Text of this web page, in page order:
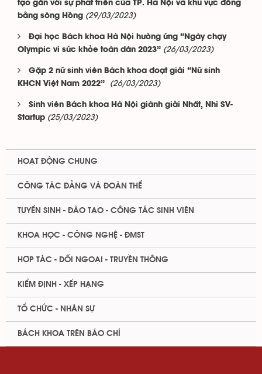
tạo gắn với sự phát triển của TP. Hà Nội và khu vực đồng
bằng sông Hồng (29/03/2023)
Đại học Bách khoa Hà Nội hưởng ứng “Ngày chạy
Olympic vì sức khỏe toàn dân 2023” (26/03/2023)
Gặp 2 nữ sinh viên Bách khoa đoạt giải “Nữ sinh
KHCN Việt Nam 2022”
(26/03/2023)
Sinh viên Bách khoa Hà Nội giành giải Nhất, Nhì SV-
Startup (25/03/2023)
HOẠT ĐỘNG CHUNG
CÔNG TÁC ĐẢNG VÀ ĐOÀN THỂ
TUYỂN SINH - ĐÀO TẠO - CÔNG TÁC SINH VIÊN
KHOA HỌC - CÔNG NGHỆ - ĐMST
HỢP TÁC - ĐỐI NGOẠI - TRUYỀN THÔNG
KIỂM ĐỊNH - XẾP HẠNG
TỔ CHỨC - NHÂN SỰ
BÁCH KHOA TRÊN BÁO CHÍ